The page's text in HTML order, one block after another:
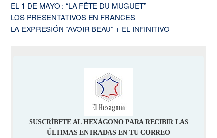
EL 1 DE MAYO : “LA FÊTE DU MUGUET”
LOS PRESENTATIVOS EN FRANCÉS
LA EXPRESIÓN “AVOIR BEAU” + EL INFINITIVO